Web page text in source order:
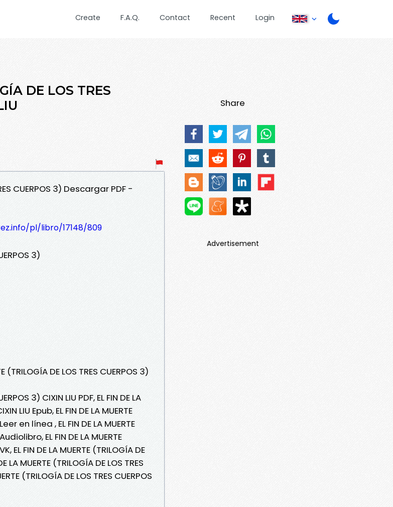
Create F.A.Q. Contact Recent Login
DE LOS TRES
CUERPOS 3) Descargar PDF -
pl/libro/17148/809
3)
DE LOS TRES CUERPOS 3)
3) CIXIN LIU PDF, EL FIN DE LA
LIU Epub, EL FIN DE LA MUERTE
en línea , EL FIN DE LA MUERTE
EL FIN DE LA MUERTE
EL FIN DE LA MUERTE (TRILOGÍA DE
LA MUERTE (TRILOGÍA DE LOS TRES
(TRILOGÍA DE LOS TRES CUERPOS
Share
Advertisement